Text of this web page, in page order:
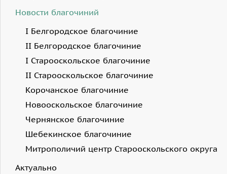
Новости благочиний
I Белгородское благочиние
II Белгородское благочиние
I Старооскольское благочиние
II Старооскольское благочиние
Корочанское благочиние
Новооскольское благочиние
Чернянское благочиние
Шебекинское благочиние
Митрополичий центр Старооскольского округа
Актуально